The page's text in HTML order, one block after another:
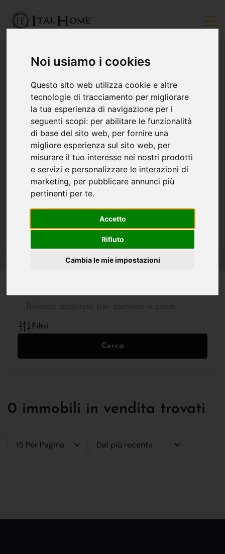
Noi usiamo i cookies
Questo sito web utilizza cookie e altre
tecnologie di tracciamento per migliorare
la tua esperienza di navigazione per i
seguenti scopi: per abilitare le funzionalità
di base del sito web, per fornire una
migliore esperienza sul sito web, per
misurare il tuo interesse nei nostri prodotti
e servizi e personalizzare le interazioni di
marketing, per pubblicare annunci più
pertinenti per te.
Accetto
Rifiuto
Cambia le mie impostazioni
Filtri
Cerca
0 immobili in vendita trovati
15 Per Pagina Dal più recente